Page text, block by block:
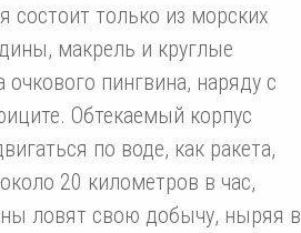
состоит только из морских
макрель и круглые
пингвина, наряду с
Обтекаемый корпус
по воде, как ракета,
20 километров в час,
ловят свою добычу, ныряя в